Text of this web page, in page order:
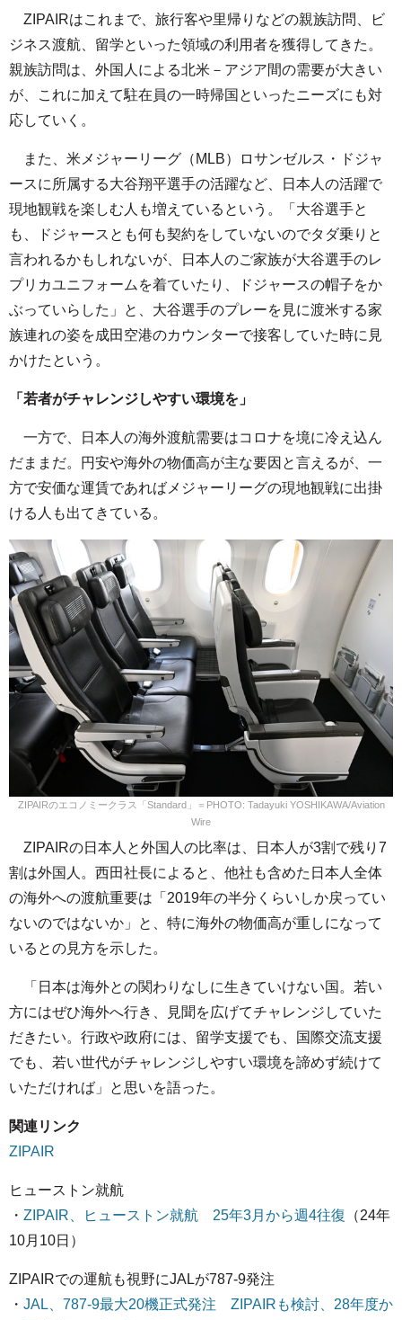
ZIPAIRはこれまで、旅行客や里帰りなどの親族訪問、ビ
ジネス渡航、留学といった領域の利用者を獲得してきた。
親族訪問は、外国人による北米－アジア間の需要が大きい
が、これに加えて駐在員の一時帰国といったニーズにも対
応していく。
また、米メジャーリーグ（MLB）ロサンゼルス・ドジャ
ースに所属する大谷翔平選手の活躍など、日本人の活躍で
現地観戦を楽しむ人も増えているという。「大谷選手と
も、ドジャースとも何も契約をしていないのでタダ乗りと
言われるかもしれないが、日本人のご家族が大谷選手のレ
プリカユニフォームを着ていたり、ドジャースの帽子をか
ぶっていらした」と、大谷選手のプレーを見に渡米する家
族連れの姿を成田空港のカウンターで接客していた時に見
かけたという。
「若者がチャレンジしやすい環境を」
一方で、日本人の海外渡航需要はコロナを境に冷え込ん
だままだ。円安や海外の物価高が主な要因と言えるが、一
方で安価な運賃であればメジャーリーグの現地観戦に出掛
ける人も出てきている。
ZIPAIRのエコノミークラス「Standard」＝PHOTO: Tadayuki YOSHIKAWA/Aviation
Wire
ZIPAIRの日本人と外国人の比率は、日本人が3割で残り7
割は外国人。西田社長によると、他社も含めた日本人全体
の海外への渡航重要は「2019年の半分くらいしか戻ってい
ないのではないか」と、特に海外の物価高が重しになって
いるとの見方を示した。
「日本は海外との関わりなしに生きていけない国。若い
方にはぜひ海外へ行き、見聞を広げてチャレンジしていた
だきたい。行政や政府には、留学支援でも、国際交流支援
でも、若い世代がチャレンジしやすい環境を諦めず続けて
いただければ」と思いを語った。
関連リンク
ZIPAIR
ヒューストン就航
・ ZIPAIR、ヒューストン就航 25年3月から週4往復 （24年
10月10日）
ZIPAIRでの運航も視野にJALが787-9発注
・ JAL、787-9最大20機正式発注 ZIPAIRも検討、28年度か